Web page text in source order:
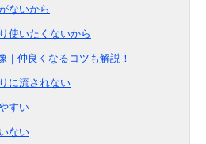
ないから
使いたくないから
仲良くなるコツも解説！
に流されない
すい
ない